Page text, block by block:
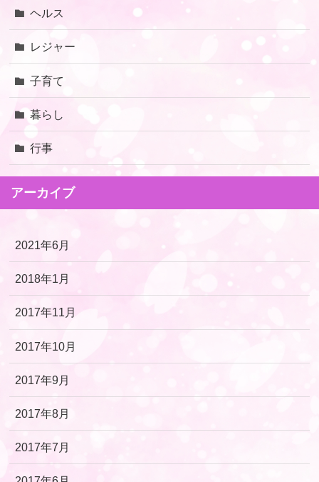
ヘルス
レジャー
子育て
暮らし
行事
アーカイブ
2021年6月
2018年1月
2017年11月
2017年10月
2017年9月
2017年8月
2017年7月